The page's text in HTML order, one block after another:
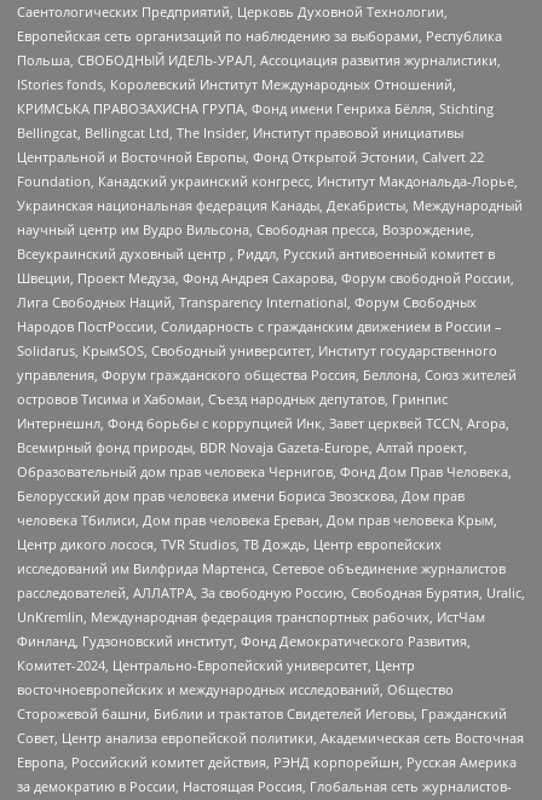
Саентологических Предприятий, Церковь Духовной Технологии,
Европейская сеть организаций по наблюдению за выборами, Республика
Польша, СВОБОДНЫЙ ИДЕЛЬ-УРАЛ, Ассоциация развития журналистики,
IStories fonds, Королевский Институт Международных Отношений,
КРИМСЬКА ПРАВОЗАХИСНА ГРУПА, Фонд имени Генриха Бёлля, Stichting
Bellingcat, Bellingcat Ltd, The Insider, Институт правовой инициативы
Центральной и Восточной Европы, Фонд Открытой Эстонии, Calvert 22
Foundation, Канадский украинский конгресс, Институт Макдональда-Лорье,
Украинская национальная федерация Канады, Декабристы, Международный
научный центр им Вудро Вильсона, Свободная пресса, Возрождение,
Всеукраинский духовный центр , Риддл, Русский антивоенный комитет в
Швеции, Проект Медуза, Фонд Андрея Сахарова, Форум свободной России,
Лига Свободных Наций, Transparеncy International, Форум Свободных
Народов ПостРоссии, Солидарность с гражданским движением в России –
Solidarus, КрымSOS, Свободный университет, Институт государственного
управления, Форум гражданского общества Россия, Беллона, Союз жителей
островов Тисима и Хабомаи, Съезд народных депутатов, Гринпис
Интернешнл, Фонд борьбы с коррупцией Инк, Завет церквей TCCN, Агора,
Всемирный фонд природы, BDR Novaja Gazeta-Europe, Алтай проект,
Образовательный дом прав человека Чернигов, Фонд Дом Прав Человека,
Белорусский дом прав человека имени Бориса Звозскова, Дом прав
человека Тбилиси, Дом прав человека Ереван, Дом прав человека Крым,
Центр дикого лосося, TVR Studios, ТВ Дождь, Центр европейских
исследований им Вилфрида Мартенса, Сетевое объединение журналистов
расследователей, АЛЛАТРА, За свободную Россию, Свободная Бурятия, Uralic,
UnKremlin, Международная федерация транспортных рабочих, ИстЧам
Финланд, Гудзоновский институт, Фонд Демократического Развития,
Комитет-2024, Центрально-Европейский университет, Центр
восточноевропейских и международных исследований, Общество
Сторожевой башни, Библии и трактатов Свидетелей Иеговы, Гражданский
Совет, Центр анализа европейской политики, Академическая сеть Восточная
Европа, Российский комитет действия, РЭНД корпорейшн, Русская Америка
за демократию в России, Настоящая Россия, Глобальная сеть журналистов-